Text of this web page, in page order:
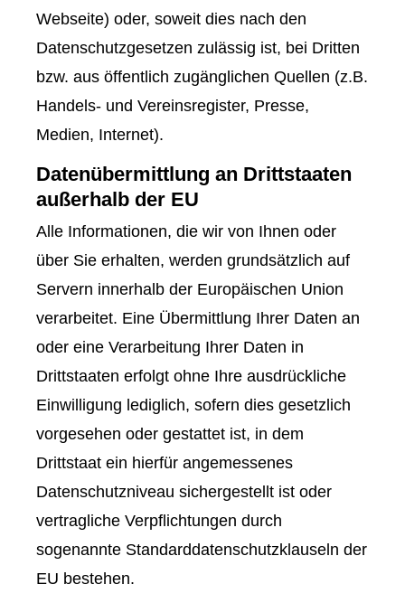
Webseite) oder, soweit dies nach den
Datenschutzgesetzen zulässig ist, bei Dritten
bzw. aus öffentlich zugänglichen Quellen (z.B.
Handels- und Vereinsregister, Presse,
Medien, Internet).
Datenübermittlung an Drittstaaten
außerhalb der EU
Alle Informationen, die wir von Ihnen oder
über Sie erhalten, werden grundsätzlich auf
Servern innerhalb der Europäischen Union
verarbeitet. Eine Übermittlung Ihrer Daten an
oder eine Verarbeitung Ihrer Daten in
Drittstaaten erfolgt ohne Ihre ausdrückliche
Einwilligung lediglich, sofern dies gesetzlich
vorgesehen oder gestattet ist, in dem
Drittstaat ein hierfür angemessenes
Datenschutzniveau sichergestellt ist oder
vertragliche Verpflichtungen durch
sogenannte Standarddatenschutzklauseln der
EU bestehen.